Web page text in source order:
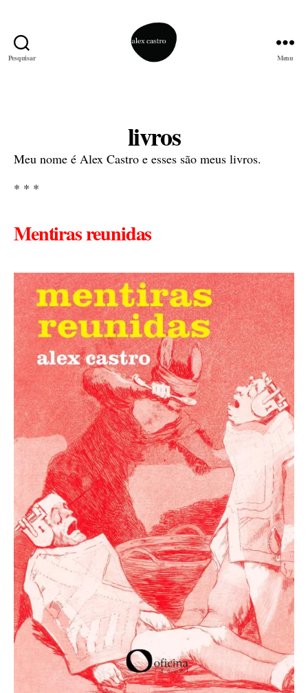
Pesquisar Menu
livros
Meu nome é Alex Castro e esses são meus livros.
* * *
Mentiras reunidas